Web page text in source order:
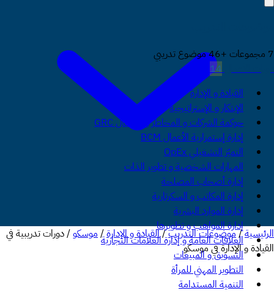
7 مجموعات +46 موضوع تدريبي
دورات الأعمال
14
القيادة و الإدارة
الإبتكار و الإستراتيجية
حوكمة الشركات و المخاطر و الإمتثال GRC
إدارة إستمرارية الأعمال BCM
التميّز التشغيلي OpEx
المهارات الشخصية و تطوير الذات
إدارة أصحاب المصلحة
إدارة المكاتب و السكرتارية
إدارة الموارد البشرية
إدارة المواهب و تطويرها
العلاقات العامة و إدارة العلامات التجارية
التسويق و المبيعات
التطوير المهني للمرأة
التنمية المستدامة
الرئيسية/موضوعات التدريب/القيادة و الإدارة/موسكو/دورات تدريبية في
القيادة و الإدارة في موسكو